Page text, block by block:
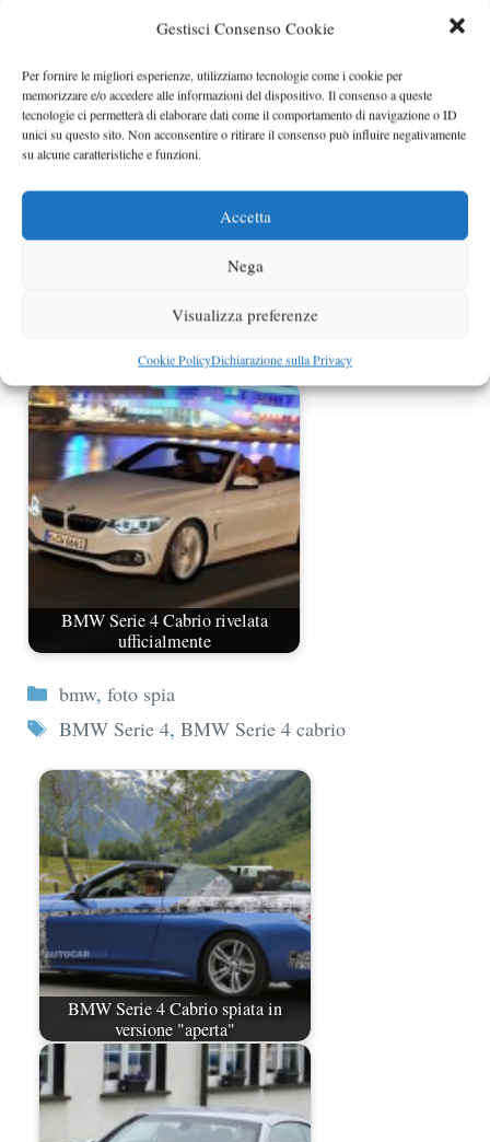
Gestisci Consenso Cookie
Per fornire le migliori esperienze, utilizziamo tecnologie come i cookie per
memorizzare e/o accedere alle informazioni del dispositivo. Il consenso a queste
tecnologie ci permetterà di elaborare dati come il comportamento di navigazione o ID
unici su questo sito. Non acconsentire o ritirare il consenso può influire negativamente
su alcune caratteristiche e funzioni.
Accetta
Nega
Visualizza preferenze
Cookie PolicyDichiarazione sulla Privacy
BMW Serie 4 Cabrio M Sport foto
spia (in rosso)
Cabrio
BMW Serie 4 Cabrio rivelata
ufficialmente
Categorie
bmw, foto spia
Tag
BMW Serie 4, BMW Serie 4 cabrio
BMW Serie 4 Cabrio spiata in
versione "aperta"